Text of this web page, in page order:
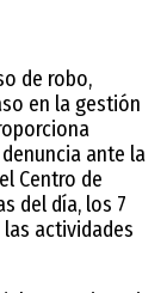
de robo,
en la gestión
ante la
Centro de
del día, los 7
actividades